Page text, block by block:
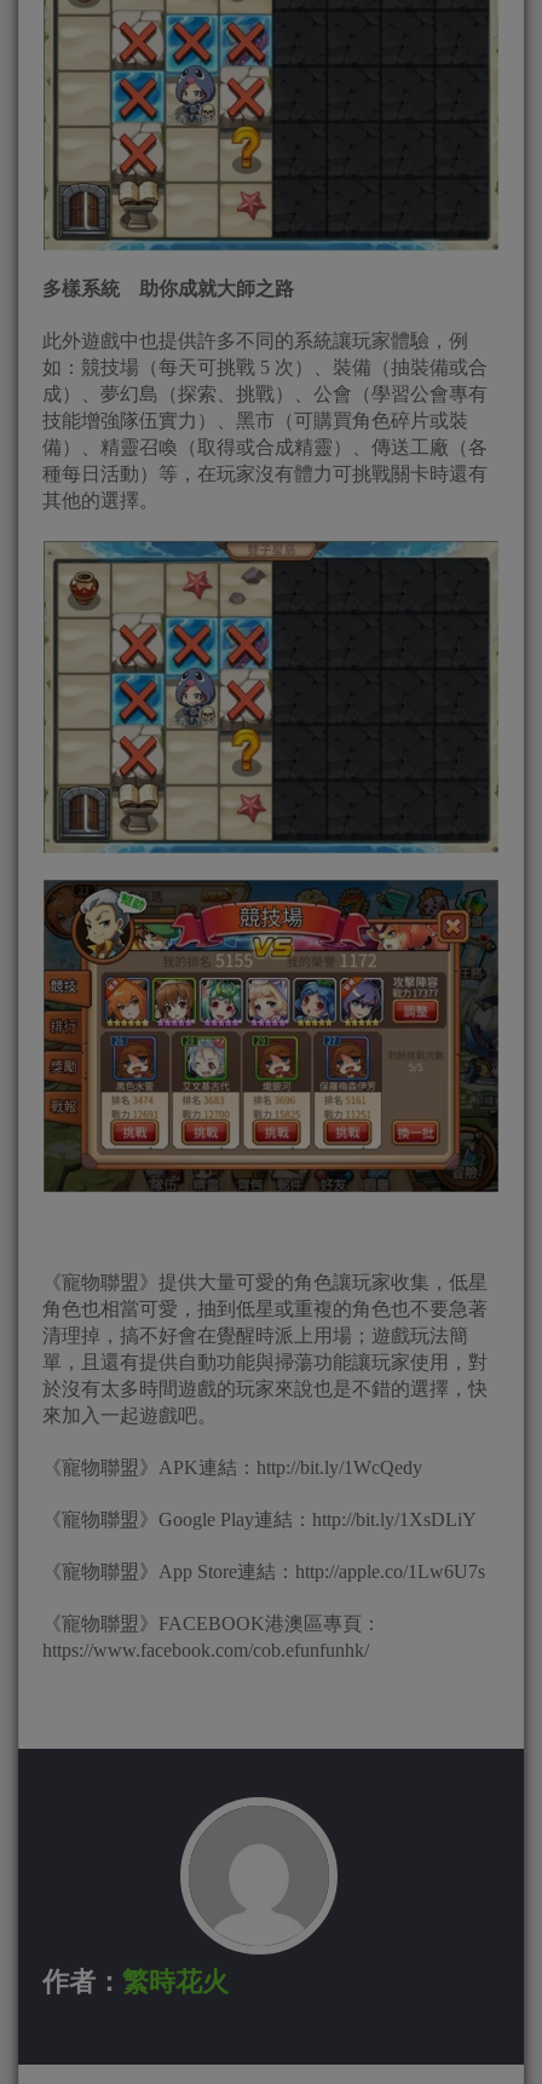
多樣系統 助你成就大師之路
此外遊戲中也提供許多不同的系統讓玩家體驗，例
如：競技場（每天可挑戰 5 次）、裝備（抽裝備或合
成）、夢幻島（探索、挑戰）、公會（學習公會專有
技能增強隊伍實力）、黑市（可購買角色碎片或裝
備）、精靈召喚（取得或合成精靈）、傳送工廠（各
種每日活動）等，在玩家沒有體力可挑戰關卡時還有
其他的選擇。
《寵物聯盟》提供大量可愛的角色讓玩家收集，低星
角色也相當可愛，抽到低星或重複的角色也不要急著
清理掉，搞不好會在覺醒時派上用場；遊戲玩法簡
單，且還有提供自動功能與掃蕩功能讓玩家使用，對
於沒有太多時間遊戲的玩家來說也是不錯的選擇，快
來加入一起遊戲吧。
《寵物聯盟》APK連結：http://bit.ly/1WcQedy
《寵物聯盟》Google Play連結：http://bit.ly/1XsDLiY
《寵物聯盟》App Store連結：http://apple.co/1Lw6U7s
《寵物聯盟》FACEBOOK港澳區專頁：
https://www.facebook.com/cob.efunfunhk/
作者： 繁時花火